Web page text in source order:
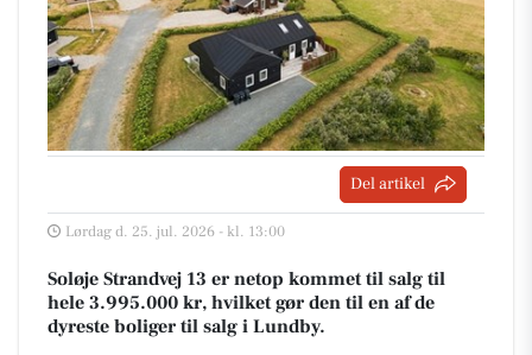
Del artikel
Lørdag d. 25. jul. 2026 - kl. 13:00
Soløje Strandvej 13 er netop kommet til salg til
hele 3.995.000 kr, hvilket gør den til en af de
dyreste boliger til salg i Lundby.